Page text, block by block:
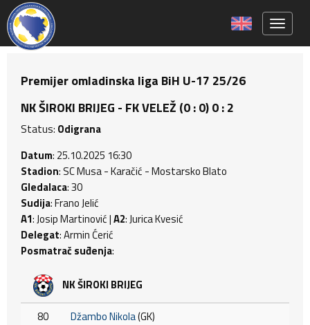
Premijer omladinska liga BiH U-17 25/26
NK ŠIROKI BRIJEG - FK VELEŽ (0 : 0) 0 : 2
Status: Odigrana
Datum: 25.10.2025 16:30
Stadion: SC Musa - Karačić - Mostarsko Blato
Gledalaca: 30
Sudija: Frano Jelić
A1: Josip Martinović |A2: Jurica Kvesić
Delegat: Armin Ćerić
Posmatrač suđenja:
NK ŠIROKI BRIJEG
80 Džambo Nikola(GK)